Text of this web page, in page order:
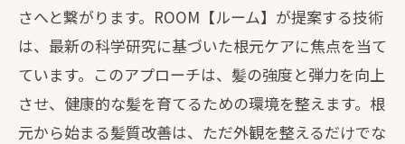
さへと繋がります。ROOM【ルーム】が提案する技術
は、最新の科学研究に基づいた根元ケアに焦点を当て
ています。このアプローチは、髪の強度と弾力を向上
させ、健康的な髪を育てるための環境を整えます。根
元から始まる髪質改善は、ただ外観を整えるだけでな